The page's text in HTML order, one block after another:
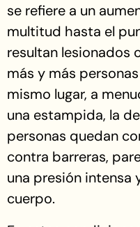
se refiere a un
multitud hasta el
resultan lesionados
más y más
mismo lugar, a
una estampida, la
personas quedan
contra barreras,
una presión intensa
cuerpo.